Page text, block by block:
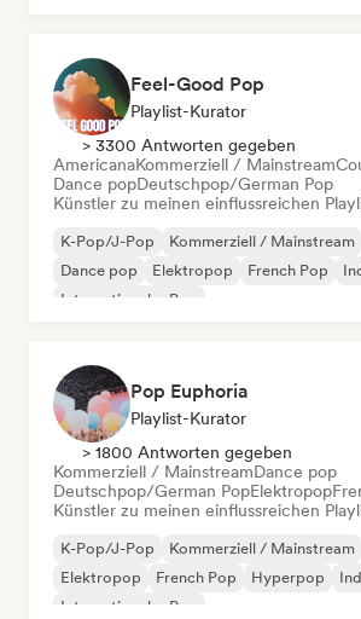
Feel-Good Pop
Playlist-Kurator
> 3300 Antworten gegeben
AmericanaKommerziell / Mainstream
Dance popDeutschpop/German Pop
Künstler zu meinen einflussreichen
K-Pop/J-Pop Kommerziell / Mainstream
Dance pop
Elektropop French Pop
Internationaler Pop
Pop Euphoria
Playlist-Kurator
> 1800 Antworten gegeben
Kommerziell / MainstreamDance pop
Deutschpop/German PopElektropop
Künstler zu meinen einflussreichen
K-Pop/J-Pop Kommerziell / Mainstream
Elektropop
French Pop Hyperpop
Internationaler Pop